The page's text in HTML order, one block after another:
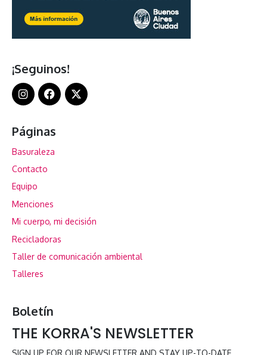
¡Seguinos!
Páginas
Basuraleza
Contacto
Equipo
Menciones
Mi cuerpo, mi decisión
Recicladoras
Taller de comunicación ambiental
Talleres
Boletín
THE KORRA'S NEWSLETTER